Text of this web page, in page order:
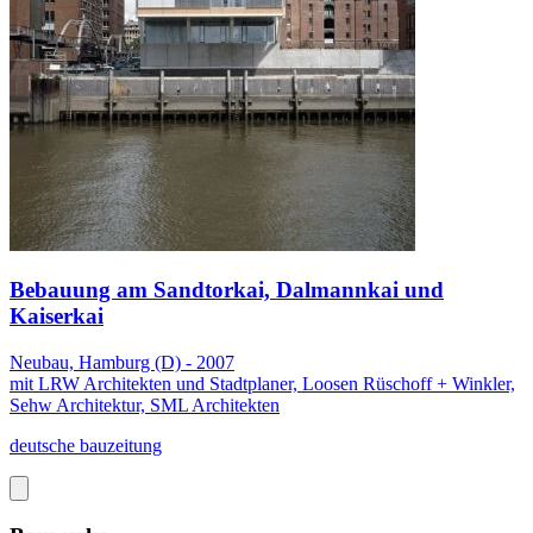
Bebauung am Sandtorkai, Dalmannkai und
Kaiserkai
Neubau, Hamburg (D) - 2007
mit LRW Architekten und Stadtplaner, Loosen Rüschoff + Winkler,
Sehw Architektur, SML Architekten
deutsche bauzeitung